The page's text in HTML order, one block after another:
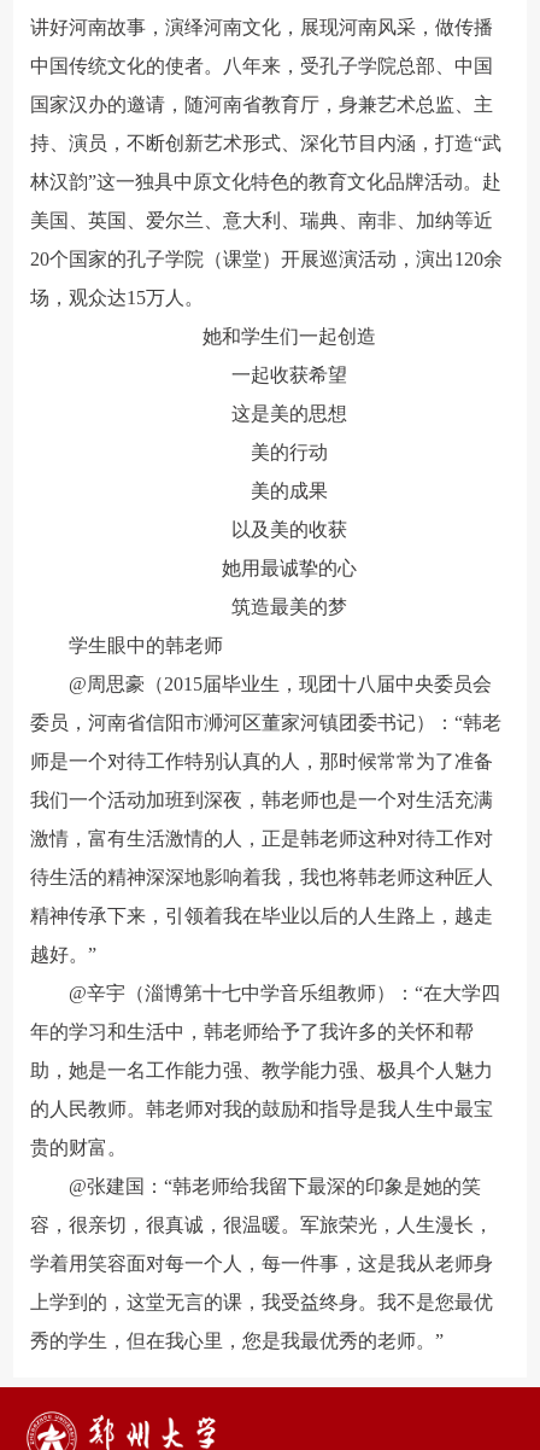
讲好河南故事，演绎河南文化，展现河南风采，做传播
中国传统文化的使者。八年来，受孔子学院总部、中国
国家汉办的邀请，随河南省教育厅，身兼艺术总监、主
持、演员，不断创新艺术形式、深化节目内涵，打造“武
林汉韵”这一独具中原文化特色的教育文化品牌活动。赴
美国、英国、爱尔兰、意大利、瑞典、南非、加纳等近
20个国家的孔子学院（课堂）开展巡演活动，演出120余
场，观众达15万人。
她和学生们一起创造
一起收获希望
这是美的思想
美的行动
美的成果
以及美的收获
她用最诚挚的心
筑造最美的梦
学生眼中的韩老师
@周思豪（2015届毕业生，现团十八届中央委员会
委员，河南省信阳市浉河区董家河镇团委书记）：“韩老
师是一个对待工作特别认真的人，那时候常常为了准备
我们一个活动加班到深夜，韩老师也是一个对生活充满
激情，富有生活激情的人，正是韩老师这种对待工作对
待生活的精神深深地影响着我，我也将韩老师这种匠人
精神传承下来，引领着我在毕业以后的人生路上，越走
越好。”
@辛宇（淄博第十七中学音乐组教师）：“在大学四
年的学习和生活中，韩老师给予了我许多的关怀和帮
助，她是一名工作能力强、教学能力强、极具个人魅力
的人民教师。韩老师对我的鼓励和指导是我人生中最宝
贵的财富。
@张建国：“韩老师给我留下最深的印象是她的笑
容，很亲切，很真诚，很温暖。军旅荣光，人生漫长，
学着用笑容面对每一个人，每一件事，这是我从老师身
上学到的，这堂无言的课，我受益终身。我不是您最优
秀的学生，但在我心里，您是我最优秀的老师。”